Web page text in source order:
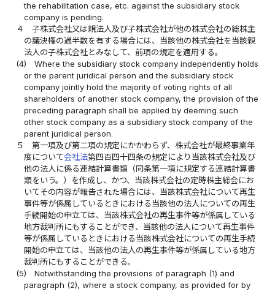
the rehabilitation case, etc. against the subsidiary stock
company is pending.
４
子株式会社又は親法人及び子株式会社が他の株式会社の総株主
の議決権の過半数を有する場合には、当該他の株式会社を当該親
法人の子株式会社とみなして、前項の規定を適用する。
(4)
Where the subsidiary stock company independently holds
or the parent juridical person and the subsidiary stock
company jointly hold the majority of voting rights of all
shareholders of another stock company, the provision of the
preceding paragraph shall be applied by deeming such
other stock company as a subsidiary stock company of the
parent juridical person.
５
第一項及び第二項の規定にかかわらず、株式会社が最終事業年
度について会社法第四百四十四条の規定により当該株式会社及び
他の法人に係る連結計算書類（同条第一項に規定する連結計算書
類をいう。）を作成し、かつ、当該株式会社の定時株主総会にお
いてその内容が報告された場合には、当該株式会社について再生
事件等が係属しているときにおける当該他の法人についての再生
手続開始の申立ては、当該株式会社の再生事件等が係属している
地方裁判所にもすることができ、当該他の法人について再生事件
等が係属しているときにおける当該株式会社についての再生手続
開始の申立ては、当該他の法人の再生事件等が係属している地方
裁判所にもすることができる。
(5)
Notwithstanding the provisions of paragraph (1) and
paragraph (2), where a stock company, as provided for by